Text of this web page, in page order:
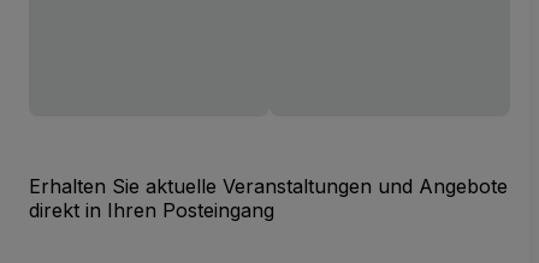
Erhalten Sie aktuelle Veranstaltungen und Angebote
direkt in Ihren Posteingang